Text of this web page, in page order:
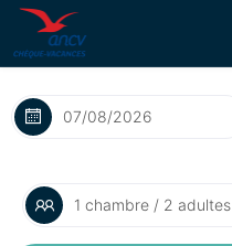
1 chambre / 2 adultes